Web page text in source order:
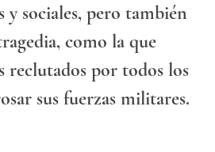
sociales, pero también
como la que
reclutados por todos los
sus fuerzas militares.